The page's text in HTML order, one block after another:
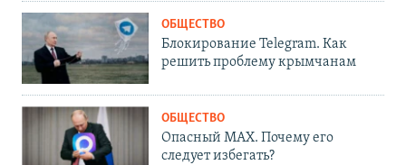
ОБЩЕСТВО
Блокирование Telegram. Как
решить проблему крымчанам
ОБЩЕСТВО
Опасный MAX. Почему его
следует избегать?